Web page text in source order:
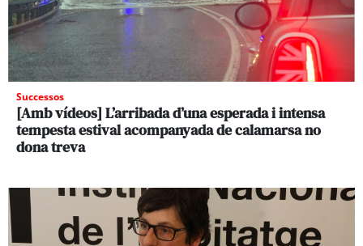
Successos
[Amb vídeos] L’arribada d’una esperada i intensa
tempesta estival acompanyada de calamarsa no
dona treva